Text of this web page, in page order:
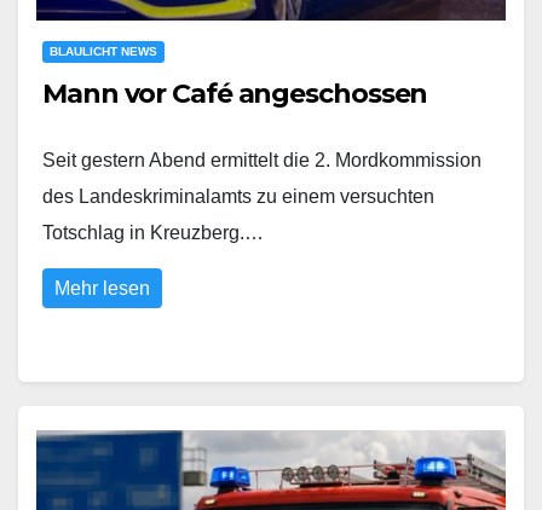
BLAULICHT NEWS
Mann vor Café angeschossen
Seit gestern Abend ermittelt die 2. Mordkommission
des Landeskriminalamts zu einem versuchten
Totschlag in Kreuzberg.…
Mehr lesen